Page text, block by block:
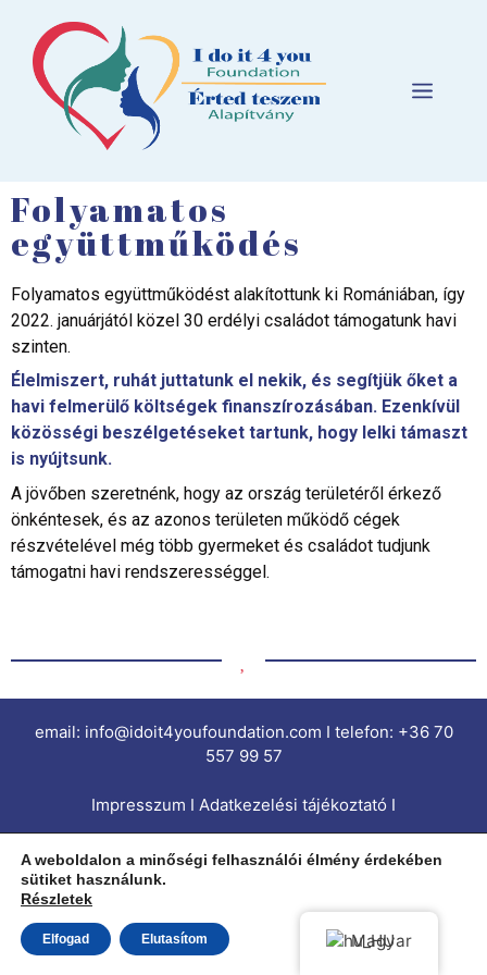
Folyamatos
együttműködés
Folyamatos együttműködést alakítottunk ki Romániában, így
2022. januárjától közel 30 erdélyi családot támogatunk havi
szinten.
Élelmiszert, ruhát juttatunk el nekik, és segítjük őket a
havi felmerülő költségek finanszírozásában. Ezenkívül
közösségi beszélgetéseket tartunk, hogy lelki támaszt
is nyújtsunk.
A jövőben szeretnénk, hogy az ország területéről érkező
önkéntesek, és az azonos területen működő cégek
részvételével még több gyermeket és családot tudjunk
támogatni havi rendszerességgel.
email: info@idoit4youfoundation.com I telefon: +36 70
557 99 57
Impresszum I Adatkezelési tájékoztató I
Minden jog fenntartva © 2022 I do it 4 you Foundation
/ Érted Teszem Alapítvány
Magyar
A weboldalon a minőségi felhasználói élmény érdekében
sütiket használunk.
Részletek
Elfogad Elutasítom